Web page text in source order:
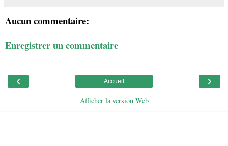
Aucun commentaire:
Enregistrer un commentaire
‹ ›
Accueil
Afficher la version Web